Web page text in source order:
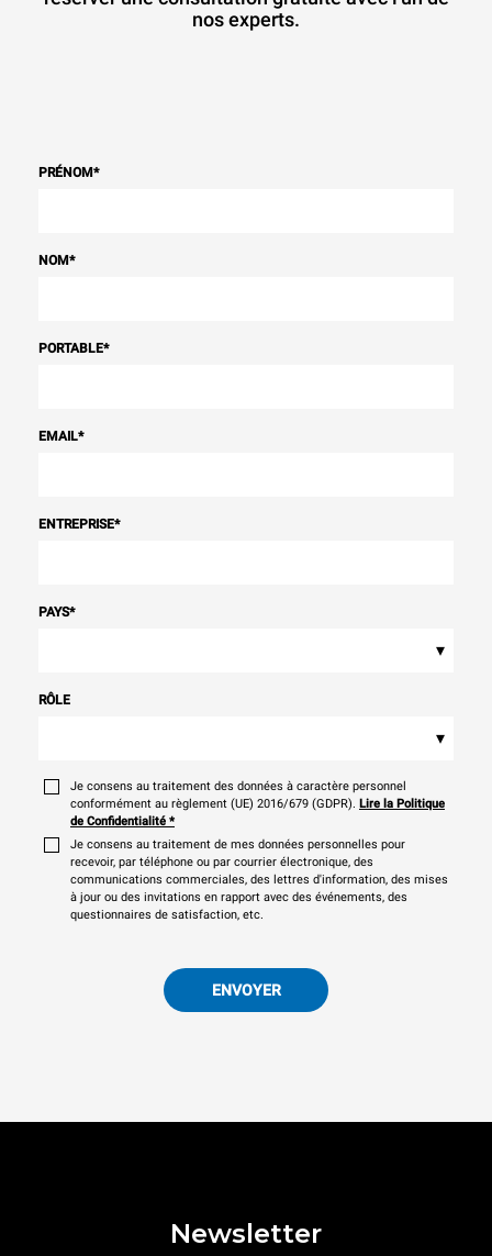
nos experts.
PRÉNOM*
NOM*
PORTABLE*
EMAIL*
ENTREPRISE*
PAYS*
▾
RÔLE
▾
Je consens au traitement des données à caractère personnel
conformément au règlement (UE) 2016/679 (GDPR). Lire la Politique
de Confidentialité *
Je consens au traitement de mes données personnelles pour
recevoir, par téléphone ou par courrier électronique, des
communications commerciales, des lettres d'information, des mises
à jour ou des invitations en rapport avec des événements, des
questionnaires de satisfaction, etc.
ENVOYER
Newsletter